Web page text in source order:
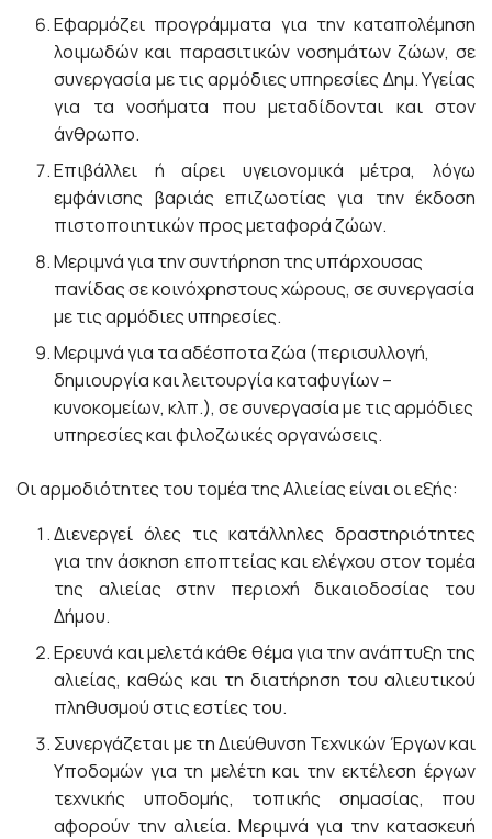
Εφαρμόζει προγράμματα για την καταπολέμηση
λοιμωδών και παρασιτικών νοσημάτων ζώων, σε
συνεργασία με τις αρμόδιες υπηρεσίες Δημ. Υγείας
για τα νοσήματα που μεταδίδονται και στον
άνθρωπο.
Επιβάλλει ή αίρει υγειονομικά μέτρα, λόγω
εμφάνισης βαριάς επιζωοτίας για την έκδοση
πιστοποιητικών προς μεταφορά ζώων.
Μεριμνά για την συντήρηση της υπάρχουσας
πανίδας σε κοινόχρηστους χώρους, σε συνεργασία
με τις αρμόδιες υπηρεσίες.
Μεριμνά για τα αδέσποτα ζώα (περισυλλογή,
δημιουργία και λειτουργία καταφυγίων –
κυνοκομείων, κλπ.), σε συνεργασία με τις αρμόδιες
υπηρεσίες και φιλοζωικές οργανώσεις.
Οι αρμοδιότητες του τομέα της Αλιείας είναι οι εξής:
Διενεργεί όλες τις κατάλληλες δραστηριότητες
για την άσκηση εποπτείας και ελέγχου στον τομέα
της αλιείας στην περιοχή δικαιοδοσίας του
Δήμου.
Ερευνά και μελετά κάθε θέμα για την ανάπτυξη της
αλιείας, καθώς και τη διατήρηση του αλιευτικού
πληθυσμού στις εστίες του.
Συνεργάζεται με τη Διεύθυνση Τεχνικών Έργων και
Υποδομών για τη μελέτη και την εκτέλεση έργων
τεχνικής υποδομής, τοπικής σημασίας, που
αφορούν την αλιεία. Μεριμνά για την κατασκευή